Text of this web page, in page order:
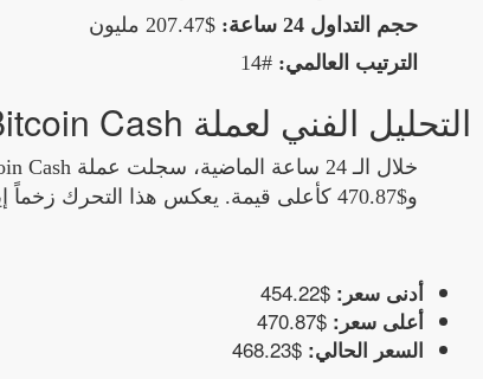
حجم التداول 24 ساعة:
$207.47 مليون
الترتيب العالمي: #14
التحليل الفني لعملة Bitcoin Cash
و$470.87 كأعلى قيمة. يعكس هذا التحرك زخماً إيجابياً في السوق تجاه العملة.
أدنى سعر: $454.22
أعلى سعر: $470.87
السعر الحالي: $468.23